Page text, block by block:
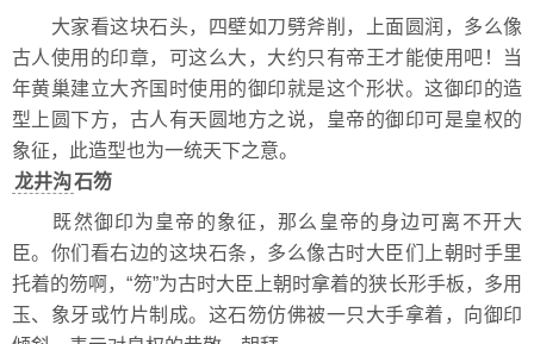
大家看这块石头，四壁如刀劈斧削，上面圆润，多么像
古人使用的印章，可这么大，大约只有帝王才能使用吧！当
年黄巢建立大齐国时使用的御印就是这个形状。这御印的造
型上圆下方，古人有天圆地方之说，皇帝的御印可是皇权的
象征，此造型也为一统天下之意。
龙井沟石笏
既然御印为皇帝的象征，那么皇帝的身边可离不开大
臣。你们看右边的这块石条，多么像古时大臣们上朝时手里
托着的笏啊，“笏”为古时大臣上朝时拿着的狭长形手板，多用
玉、象牙或竹片制成。这石笏仿佛被一只大手拿着，向御印